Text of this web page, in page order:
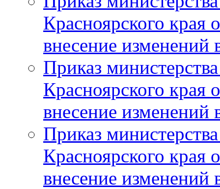
Красноярского
внесение изменений
Приказ
Красноярского
внесение изменений
Приказ
Красноярского
внесение изменений